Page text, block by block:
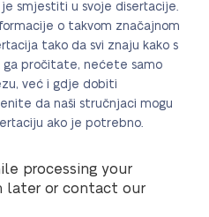
smjestiti u svoje disertacije.
o takvom značajnom
tako da svi znaju kako s
ga pročitate, nećete samo
već i gdje dobiti
da naši stručnjaci mogu
ako je potrebno.
processing your
later or contact our